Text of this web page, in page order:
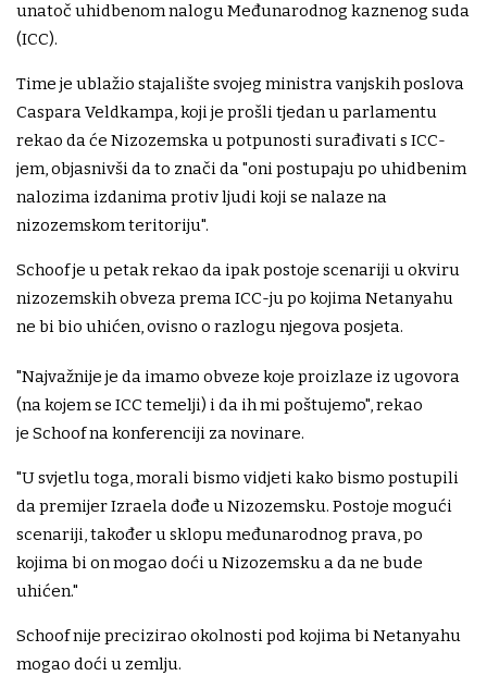
unatoč uhidbenom nalogu Međunarodnog kaznenog suda
(ICC).
Time je ublažio stajalište svojeg ministra vanjskih poslova
Caspara Veldkampa, koji je prošli tjedan u parlamentu
rekao da će Nizozemska u potpunosti surađivati s ICC-
jem, objasnivši da to znači da "oni postupaju po uhidbenim
nalozima izdanima protiv ljudi koji se nalaze na
nizozemskom teritoriju".
Schoof je u petak rekao da ipak postoje scenariji u okviru
nizozemskih obveza prema ICC-ju po kojima Netanyahu
ne bi bio uhićen, ovisno o razlogu njegova posjeta.
"Najvažnije je da imamo obveze koje proizlaze iz ugovora
(na kojem se ICC temelji) i da ih mi poštujemo", rekao
je Schoof na konferenciji za novinare.
"U svjetlu toga, morali bismo vidjeti kako bismo postupili
da premijer Izraela dođe u Nizozemsku. Postoje mogući
scenariji, također u sklopu međunarodnog prava, po
kojima bi on mogao doći u Nizozemsku a da ne bude
uhićen."
Schoof nije precizirao okolnosti pod kojima bi Netanyahu
mogao doći u zemlju.